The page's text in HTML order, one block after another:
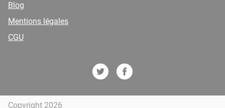
Blog
Mentions légales
CGU
Copyright 2026